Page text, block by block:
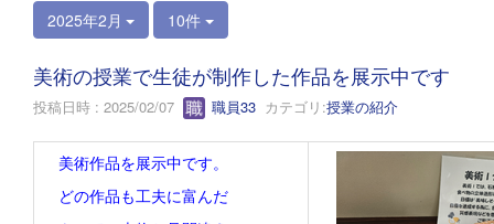
2025年2月 10件
美術の授業で生徒が制作した作品を展示中です
投稿日時 : 2025/02/07 職員33 カテゴリ:授業の紹介
美術作品を展示中です。
どの作品も工夫に富んだ